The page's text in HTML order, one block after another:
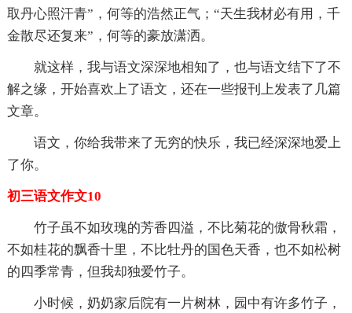
取丹心照汗青”，何等的浩然正气；“天生我材必有用，千
金散尽还复来”，何等的豪放潇洒。
就这样，我与语文深深地相知了，也与语文结下了不
解之缘，开始喜欢上了语文，还在一些报刊上发表了几篇
文章。
语文，你给我带来了无穷的快乐，我已经深深地爱上
了你。
初三语文作文10
竹子虽不如玫瑰的芳香四溢，不比菊花的傲骨秋霜，
不如桂花的飘香十里，不比牡丹的国色天香，也不如松树
的四季常青，但我却独爱竹子。
小时候，奶奶家后院有一片树林，园中有许多竹子，